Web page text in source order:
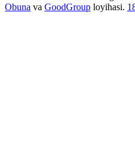
Obuna va GoodGroup loyihasi.